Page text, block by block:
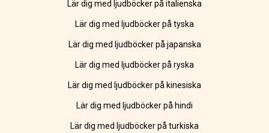
Lär dig med ljudböcker på italienska
Lär dig med ljudböcker på tyska
Lär dig med ljudböcker på japanska
Lär dig med ljudböcker på ryska
Lär dig med ljudböcker på kinesiska
Lär dig med ljudböcker på hindi
Lär dig med ljudböcker på turkiska